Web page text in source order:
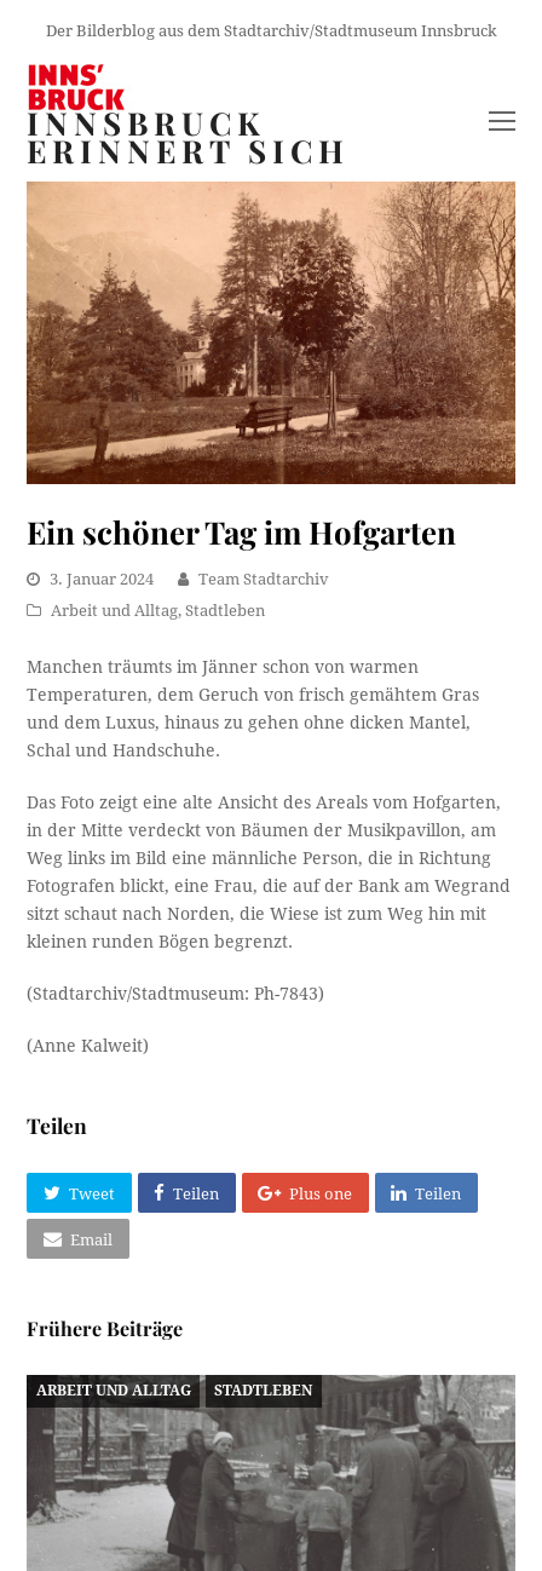
Der Bilderblog aus dem Stadtarchiv/Stadtmuseum Innsbruck
INNSBRUCK
ERINNERT SICH
Ein schöner Tag im Hofgarten
3. Januar 2024
Team Stadtarchiv
Arbeit und Alltag,Stadtleben
Manchen träumts im Jänner schon von warmen
Temperaturen, dem Geruch von frisch gemähtem Gras
und dem Luxus, hinaus zu gehen ohne dicken Mantel,
Schal und Handschuhe.
Das Foto zeigt eine alte Ansicht des Areals vom Hofgarten,
in der Mitte verdeckt von Bäumen der Musikpavillon, am
Weg links im Bild eine männliche Person, die in Richtung
Fotografen blickt, eine Frau, die auf der Bank am Wegrand
sitzt schaut nach Norden, die Wiese ist zum Weg hin mit
kleinen runden Bögen begrenzt.
(Stadtarchiv/Stadtmuseum: Ph-7843)
(Anne Kalweit)
Teilen
Tweet Teilen Plus one Teilen
Email
Frühere Beiträge
ARBEIT UND ALLTAG STADTLEBEN